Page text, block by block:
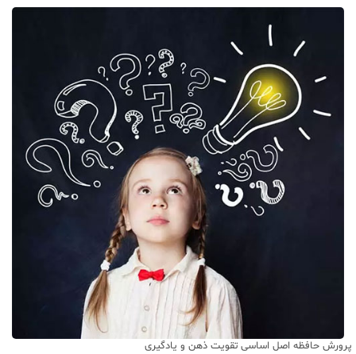
پرورش حافظه اصل اساسی تقویت ذهن و یادگیری